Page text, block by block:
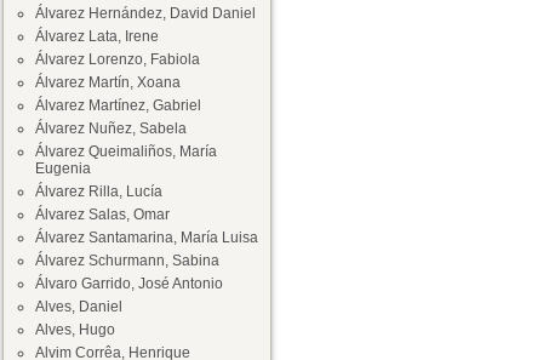
Álvarez Hernández, David Daniel
Álvarez Lata, Irene
Álvarez Lorenzo, Fabiola
Álvarez Martín, Xoana
Álvarez Martínez, Gabriel
Álvarez Nuñez, Sabela
Álvarez Queimaliños, María
Eugenia
Álvarez Rilla, Lucía
Álvarez Salas, Omar
Álvarez Santamarina, María Luisa
Álvarez Schurmann, Sabina
Álvaro Garrido, José Antonio
Alves, Daniel
Alves, Hugo
Alvim Corrêa, Henrique